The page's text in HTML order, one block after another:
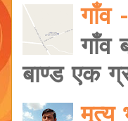
गाँव
गाँव
बाण्ड एक